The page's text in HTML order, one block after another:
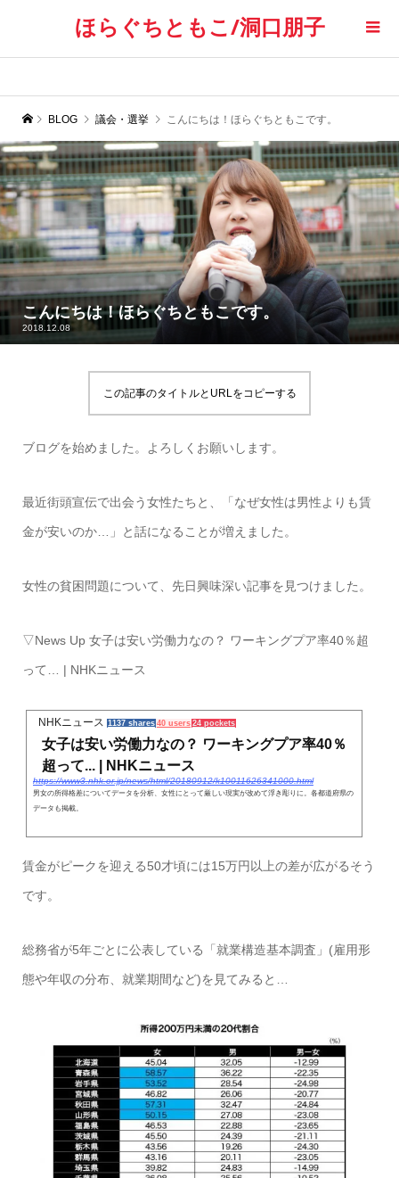
ほらぐちともこ/洞口朋子
BLOG 議会・選挙 こんにちは！ほらぐちともこです。
こんにちは！ほらぐちともこです。
2018.12.08
この記事のタイトルとURLをコピーする
ブログを始めました。よろしくお願いします。
最近街頭宣伝で出会う女性たちと、「なぜ女性は男性よりも賃
金が安いのか…」と話になることが増えました。
女性の貧困問題について、先日興味深い記事を見つけました。
▽News Up 女子は安い労働力なの？ ワーキングプア率40％超
って… | NHKニュース
NHKニュース 1137 shares 40 users 24 pockets
女子は安い労働力なの？ ワーキングプア率40％
超って... | NHKニュース
https://www3.nhk.or.jp/news/html/20180912/k10011626341000.html
男女の所得格差についてデータを分析、女性にとって厳しい現実が改めて浮き彫りに。各都道府県の
データも掲載。
賃金がピークを迎える50才頃には15万円以上の差が広がるそう
です。
総務省が5年ごとに公表している「就業構造基本調査」(雇用形
態や年収の分布、就業期間など)を見てみると…